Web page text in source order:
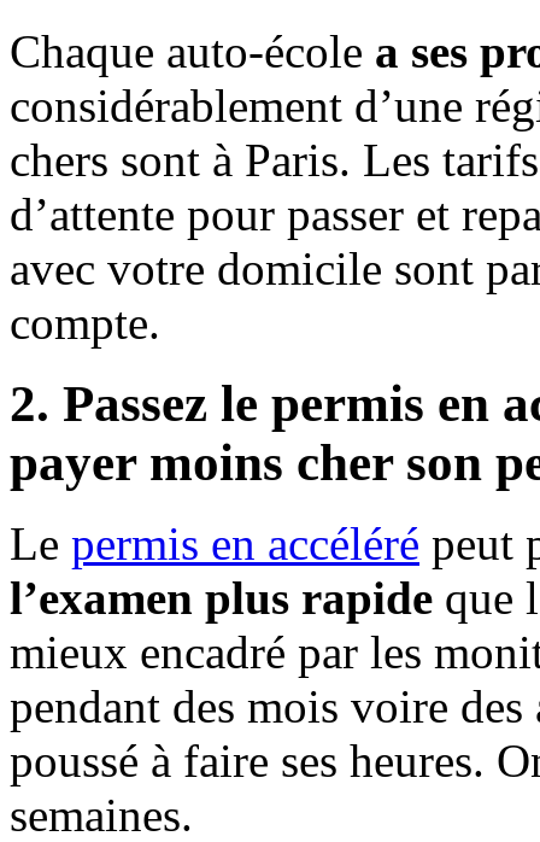
Chaque auto-école a ses
considérablement d’une
chers sont à Paris. Les
d’attente pour passer et
avec votre domicile sont
compte.
2. Passez le permis en
payer moins cher son
Le permis en accéléré peut
l’examen plus rapide que
mieux encadré par les
pendant des mois voire des
poussé à faire ses heures.
semaines.